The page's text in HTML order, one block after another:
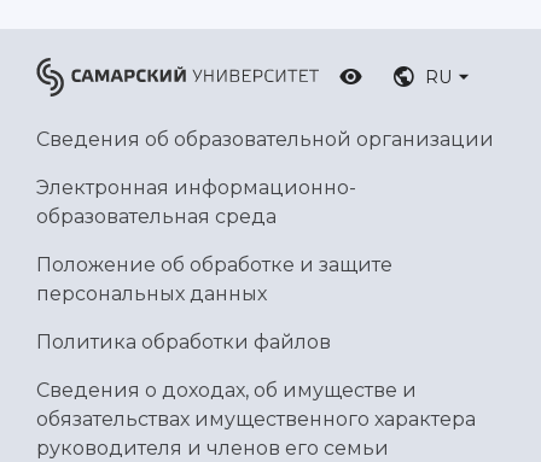
RU
Сведения об образовательной организации
Электронная информационно-
образовательная среда
Положение об обработке и защите
персональных данных
Политика обработки файлов
Сведения о доходах, об имуществе и
обязательствах имущественного характера
руководителя и членов его семьи